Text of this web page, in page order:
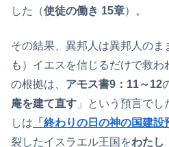
した（使徒の働き 15章）。
その結果、異邦人は異邦人のま
も）イエスを信じるだけで救
の根拠は、 アモス書9：11～12
庵を建て直す 」という預言で
しは 「終わりの日の神の国建設
裂したイスラエル王国をわたし